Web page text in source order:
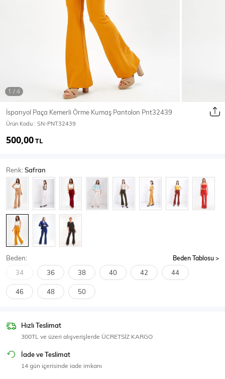
Mont & Kaban
T-Shirt
Body Atlet Crop & Büstiyer
SPOR GİYİM
Eşofman Üstü Sweatshirt
İspanyol Paça Kemerli Örme Kumaş Pantolon Pnt32439
Ürün Kodu : SN-PNT32439
500,00TL
Renk:Safran
Beden: Beden Tablosu
34 36 38 40 42 44
46 48 50
Hızlı Teslimat
300TL ve üzeri alışverişlerde ÜCRETSİZ KARGO
İade ve Teslimat
14 gün içerisinde iade imkanı